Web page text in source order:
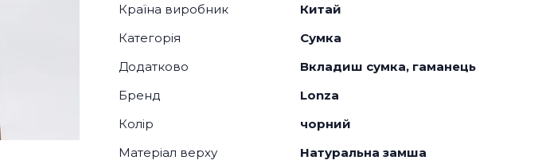
Країна виробник
Китай
Категорія
Сумка
Додатково
Вкладиш сумка, гаманець
Бренд
Lonza
Колір
чорний
Матеріал верху
Натуральна замша